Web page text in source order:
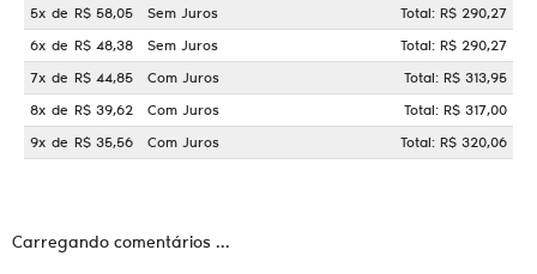
5x de R$ 58,05 Sem Juros
Total: R$ 290,27
6x de R$ 48,38 Sem Juros
Total: R$ 290,27
7x de R$ 44,85 Com Juros
Total: R$ 313,95
8x de R$ 39,62 Com Juros
Total: R$ 317,00
9x de R$ 35,56 Com Juros Total: R$ 320,06
Carregando comentários ...